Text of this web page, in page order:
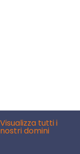
Visualizza tutti i
nostri domini